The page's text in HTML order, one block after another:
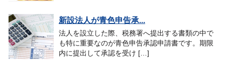
新設法人が青色申告承...
法人を設立した際、税務署へ提出する書類の中で
も特に重要なのが青色申告承認申請書です。期限
内に提出して承認を受け […]